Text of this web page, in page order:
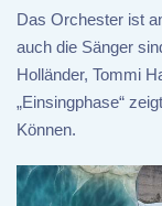
Das Orchester ist
auch die Sänger
Holländer, Tommi
„Einsingphase“
Können.